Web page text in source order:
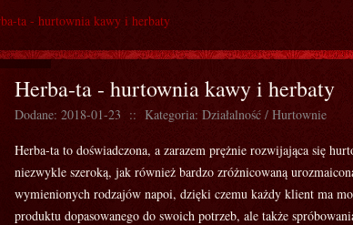
ta - hurtownia kawy i herbaty
Herba-ta - hurtownia kawy i herbaty
Dodane: 2018-01-23 :: Kategoria: Działalność / Hurtownie
Herba-ta to doświadczona, a zarazem prężnie rozwijająca się
niezwykle szeroką, jak również bardzo zróżnicowaną
wymienionych rodzajów napoi, dzięki czemu każdy klient ma
produktu dopasowanego do swoich potrzeb, ale także